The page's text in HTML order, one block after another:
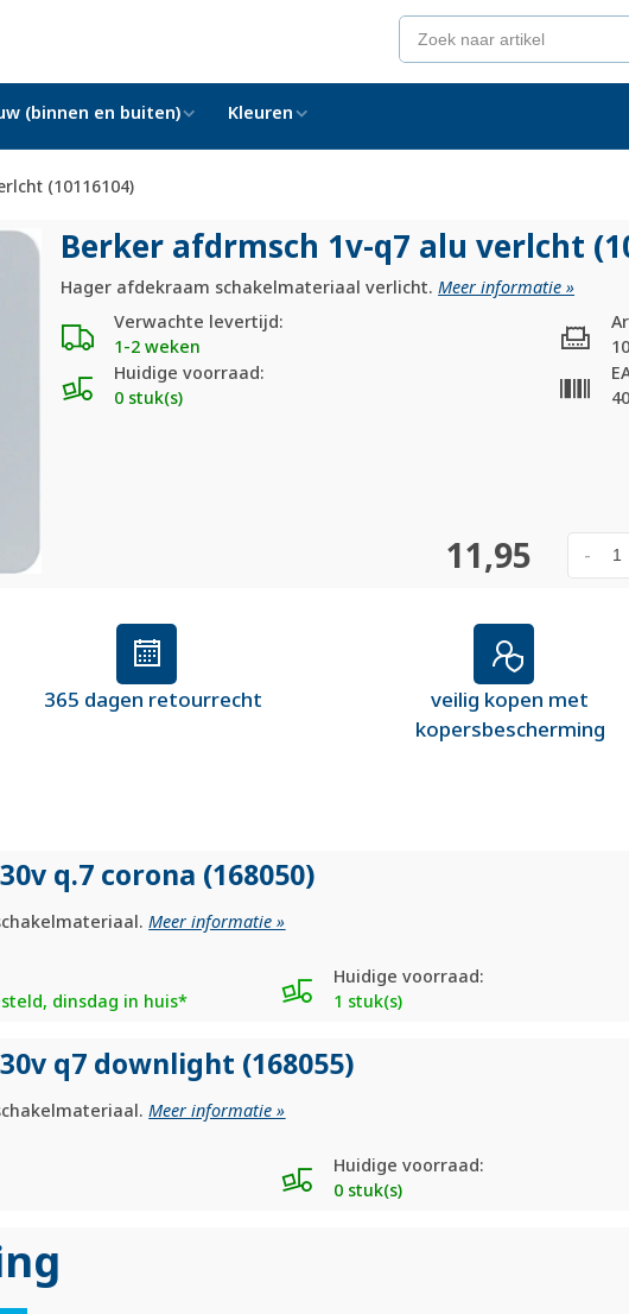
(binnen en buiten) Kleuren
(10116104)
Berker afdrmsch 1v-q7 alu verlcht
Hager afdekraam schakelmateriaal verlicht.Meer informatie »
Verwachte levertijd:
1-2 weken
Huidige voorraad:
0 stuk(s)
11,95 -
365 dagen retourrecht
veilig kopen met
kopersbescherming
q.7 corona (168050)
Meer informatie »
dinsdag in huis*
Huidige voorraad:
1 stuk(s)
q7 downlight (168055)
Meer informatie »
Huidige voorraad:
0 stuk(s)